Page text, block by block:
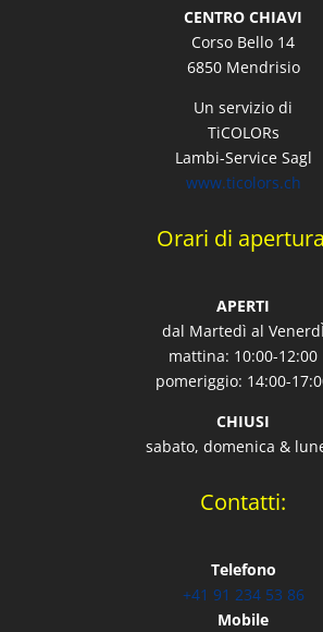
CENTRO CHIAVI
Corso Bello 14
6850 Mendrisio
Un servizio di
TiCOLORs
Lambi-Service Sagl
www.ticolors.ch
Orari di
APERTI
dal Martedì al VenerdÌ
mattina: 10:00-12:00
pomeriggio: 14:00-
CHIUSI
sabato, domenica &
Contatti:
Telefono
+41 91 234 53 86
Mobile